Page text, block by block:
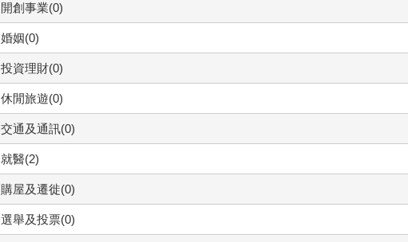
開創事業(0)
婚姻(0)
投資理財(0)
休閒旅遊(0)
交通及通訊(0)
就醫(2)
購屋及遷徙(0)
選舉及投票(0)